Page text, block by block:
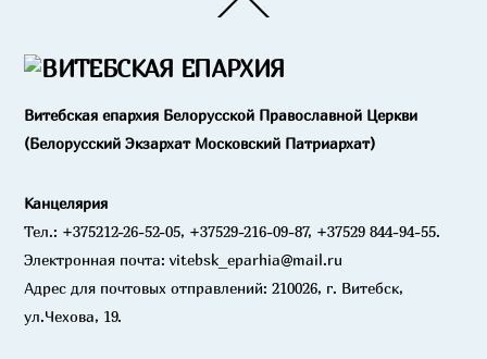
To
Витебская епархия Белорусской Православной Церкви
(Белорусский Экзархат Московский Патриархат)
Канцелярия
Тел.: +375212-26-52-05, +37529-216-09-87, +37529 844-94-55.
Электронная почта: vitebsk_eparhia@mail.ru
Адрес для почтовых отправлений: 210026, г. Витебск,
ул.Чехова, 19.